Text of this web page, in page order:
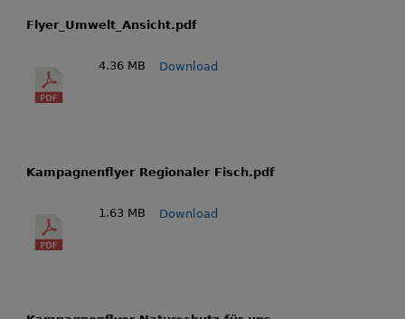
Flyer_Umwelt_Ansicht.pdf
4.36 MB Download
Kampagnenflyer Regionaler Fisch.pdf
1.63 MB Download